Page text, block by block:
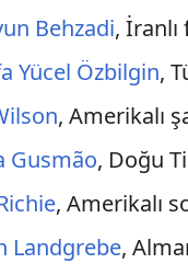
Behzadi,
Yücel Özbilgin,
, Amerikalı
Gusmão, Doğu
, Amerikalı
Landgrebe,